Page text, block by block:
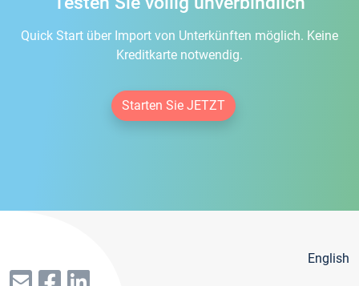
Quick Start über Import von Unterkünften möglich. Keine
Kreditkarte notwendig.
Starten Sie JETZT
English